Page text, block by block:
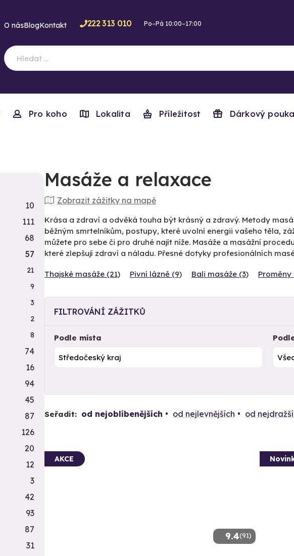
O násBlogKontakt 222 313 010 Po–Pá 10:00–17:00
Pro koho Lokalita Příležitost Dárkový
Masáže a relaxace
Zobrazit zážitky na mapě
Krása a zdraví a odvěká touha být krásný a zdravý. Metody
běžným smrtelníkům, postupy, které uvolní energii vašeho těla,
můžete pro sebe či pro druhé najít níže. Masáže a masážní
které zlepšují zdraví a náladu. Přesné dotyky profesionálních
Thajské masáže (21) Pivní lázně (9) Bali masáže (3) Proměny
FILTROVÁNÍ ZÁŽITKŮ
Podle místa
Seřadit: od nejoblíbenějších od nejlevnějších od
9.4(91)
AKCE
10
111
68
57
21
9
3
2
8
74
16
94
45
87
126
20
12
3
42
93
87
31